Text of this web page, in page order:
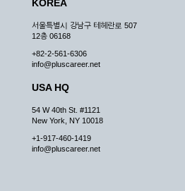
KOREA
서울특별시 강남구 테헤란로 507
12층 06168
+82-2-561-6306
info@pluscareer.net
USA HQ
54 W 40th St. #1121
New York, NY 10018
+1-917-460-1419
info@pluscareer.net